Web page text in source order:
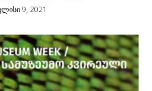
9, 2021